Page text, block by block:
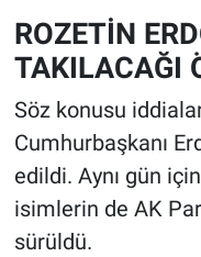
ROZETİN
TAKILACAĞI
Söz konusu
Cumhurbaşkanı
edildi. Aynı gün
isimlerin de AK
sürüldü.